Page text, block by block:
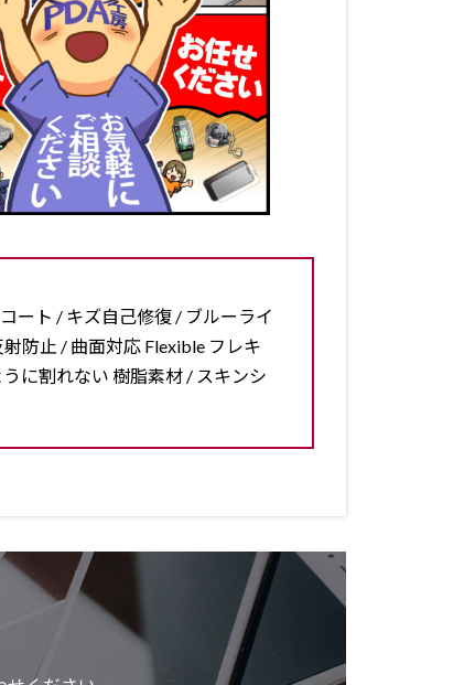
ート / キズ自己修復 / ブルーライ
防止 / 曲面対応 Flexible フレキ
に割れない 樹脂素材 / スキンシ